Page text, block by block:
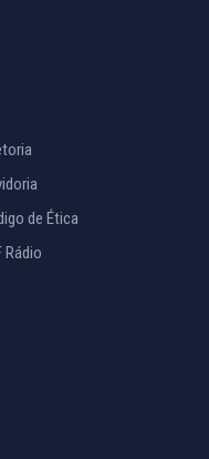
de Ética
Rádio